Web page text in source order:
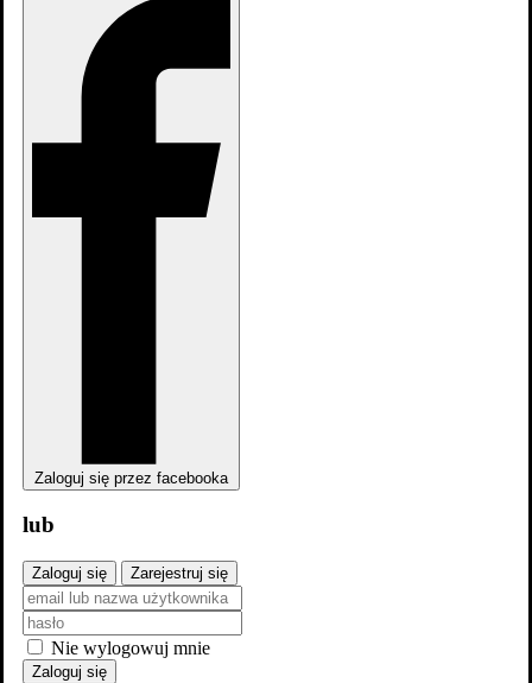
Zaloguj się przez facebooka
lub
Zaloguj się Zarejestruj się
Nie wylogowuj mnie
Zaloguj się